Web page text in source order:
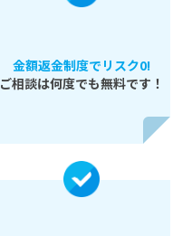
金額返金制度でリスク0!
ご相談は何度でも無料です！